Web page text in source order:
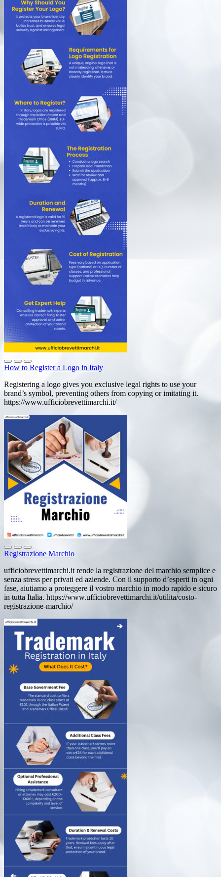
How to Register a Logo in Italy
Registering a logo gives you exclusive legal rights to use your
brand’s symbol, preventing others from copying or imitating it.
https://www.ufficiobrevettimarchi.it/
Registrazione Marchio
ufficiobrevettimarchi.it rende la registrazione del marchio semplice e
senza stress per privati ed aziende. Con il supporto d’esperti in ogni
fase, aiutiamo a proteggere il vostro marchio in modo rapido e sicuro
in tutta Italia. https://www.ufficiobrevettimarchi.it/utilita/costo-
registrazione-marchio/